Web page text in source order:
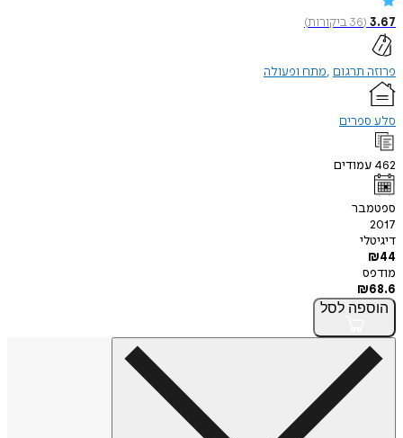
3.67
(
36ביקורות)
פרוזה תרגום מתח ופעולה
סלע ספרים
462 עמודים
ספטמבר
2017
דיגיטלי
₪44
מודפס
₪68.6
הוספה לסל